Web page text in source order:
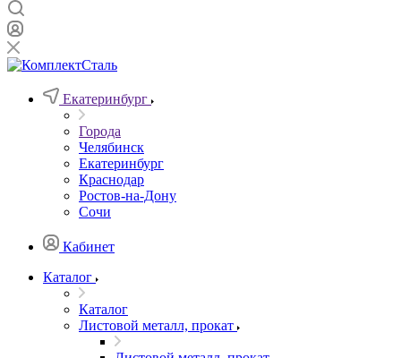
Екатеринбург
Города
Челябинск
Екатеринбург
Краснодар
Ростов-на-Дону
Сочи
Кабинет
Каталог
Каталог
Листовой металл, прокат